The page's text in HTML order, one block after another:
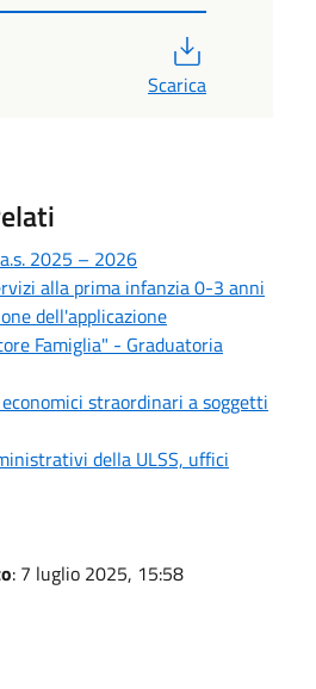
Scarica
2025 – 2026
alla prima infanzia 0-3 anni
dell'applicazione
Famiglia" - Graduatoria
straordinari a soggetti
della ULSS, uffici
: 7 luglio 2025, 15:58